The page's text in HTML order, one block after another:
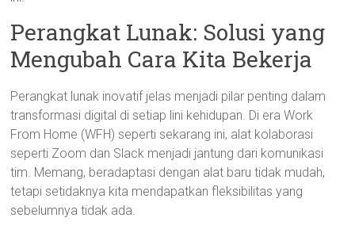
Perangkat Lunak: Solusi yang
Mengubah Cara Kita Bekerja
Perangkat lunak inovatif jelas menjadi pilar penting dalam
transformasi digital di setiap lini kehidupan. Di era Work
From Home (WFH) seperti sekarang ini, alat kolaborasi
seperti Zoom dan Slack menjadi jantung dari komunikasi
tim. Memang, beradaptasi dengan alat baru tidak mudah,
tetapi setidaknya kita mendapatkan fleksibilitas yang
sebelumnya tidak ada.